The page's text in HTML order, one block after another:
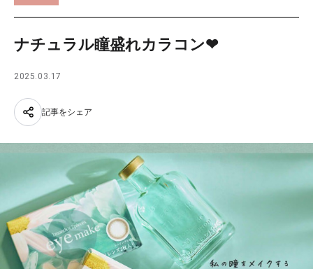
ナチュラル瞳盛れカラコン❤︎
2025.03.17
記事をシェア